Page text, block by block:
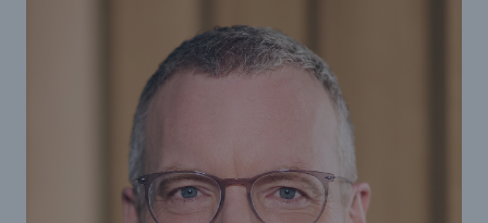
Tech Trend Radar 2026
Our expert perspective for insurance